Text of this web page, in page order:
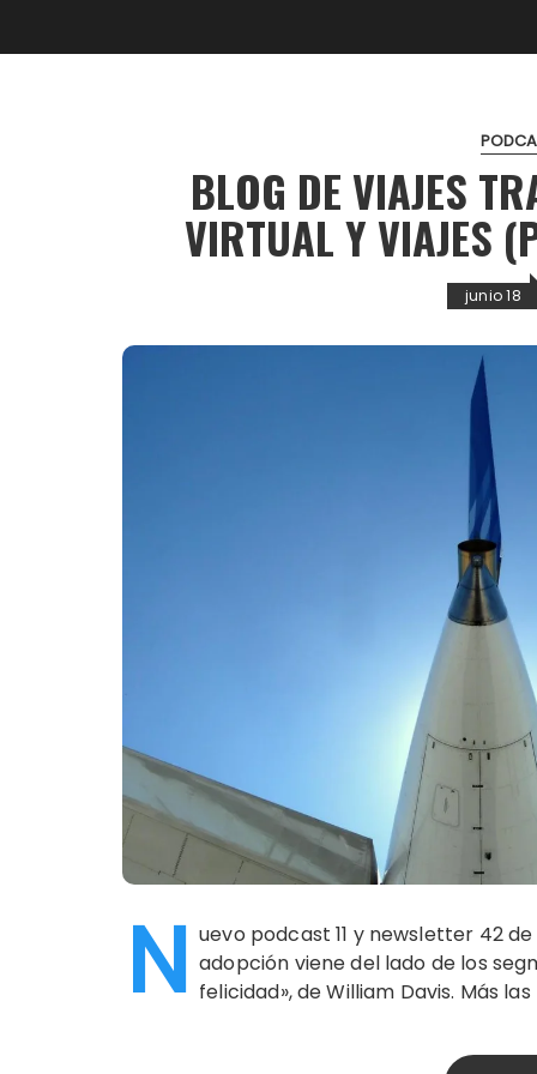
BLOG DE VIAJES
VIRTUAL Y VIAJES
junio 18
N uevo podcast 11 y newsletter 42
adopción viene del lado de los
felicidad», de William Davis. Más